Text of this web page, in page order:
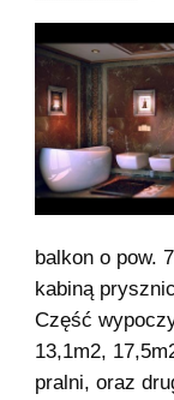
balkon o pow.
kabiną
Część
13,1m2,
pralni, oraz